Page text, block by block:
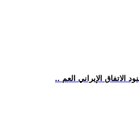
الاتفاق الإيراني العم